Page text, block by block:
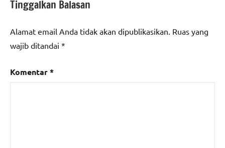
Tinggalkan Balasan
Alamat email Anda tidak akan dipublikasikan. Ruas yang
wajib ditandai *
Komentar*